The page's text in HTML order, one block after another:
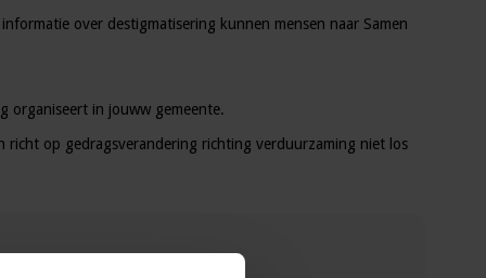
over destigmatisering kunnen mensen naar Samen
organiseert in jouww gemeente.
op gedragsverandering richting verduurzaming niet los